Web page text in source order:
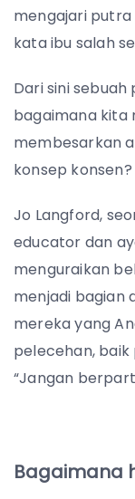
mengajari
kata ibu salah
Dari sini
bagaimana kita
membesarkan
konsep konsen?
Jo Langford,
educator dan
menguraikan
menjadi bagian
mereka yang
pelecehan,
“Jangan
Bagaimana